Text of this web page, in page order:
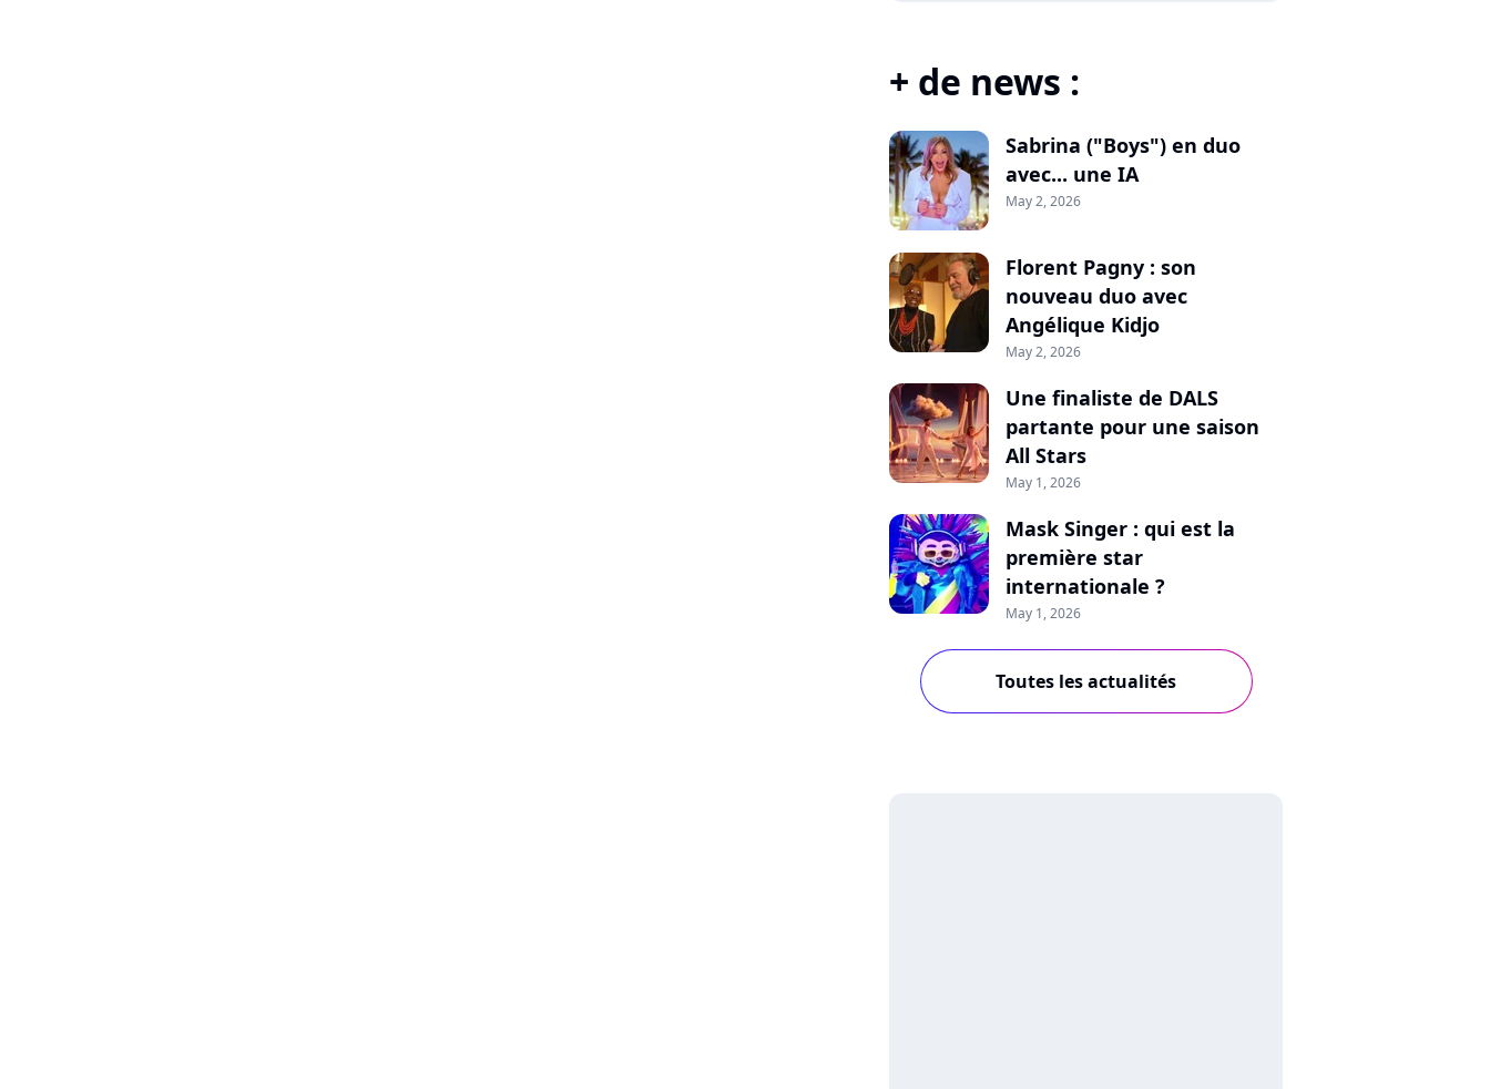
+ de news :
Sabrina ("Boys") en duo
avec... une IA
May 2, 2026
Florent Pagny : son
nouveau duo avec
Angélique Kidjo
May 2, 2026
Une finaliste de DALS
partante pour une saison
All Stars
May 1, 2026
Mask Singer : qui est la
première star
internationale ?
May 1, 2026
Toutes les actualités